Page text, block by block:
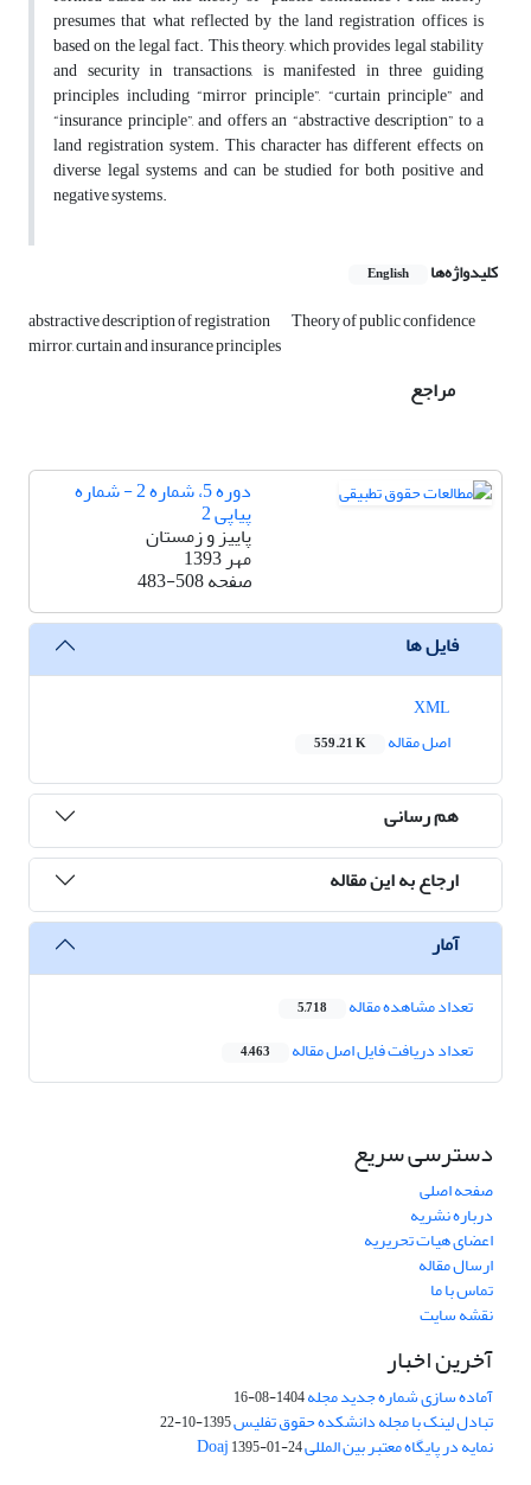
presumes that what reflected by the land registration offices is
based on the legal fact. This theory, which provides legal stability
and security in transactions, is manifested in three guiding
principles including “mirror principle”, “curtain principle” and
“insurance principle”, and offers an “abstractive description” to a
land registration system. This character has different effects on
diverse legal systems and can be studied for both positive and
negative systems.
کلیدواژه‌ها English
abstractive description of registration Theory of public confidence
mirror, curtain and insurance principles
مراجع
دوره 5، شماره 2 - شماره
پیاپی 2
پاییز و زمستان
مهر 1393
صفحه483-508
فایل ها
اصل مقاله
559.21 K
هم رسانی
ارجاع به این مقاله
آمار
تعداد مشاهده مقاله 5,718
تعداد دریافت فایل اصل مقاله 4,463
دسترسی سریع
صفحه اصلی
درباره نشریه
اعضای هیات تحریریه
ارسال مقاله
تماس با ما
نقشه سایت
آخرین اخبار
آماده سازی شماره جدید مجله1404-08-16
تبادل لینک با مجله دانشکده حقوق تفلیس1395-10-22
نمایه در پایگاه معتبر بین المللی Doaj1395-01-24